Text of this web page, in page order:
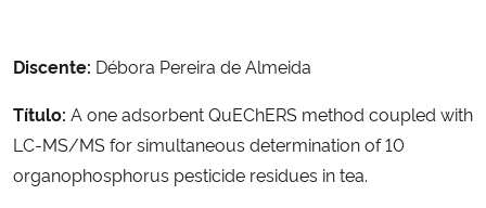
Ministério do Meio Ambiente
Ministério do Desenvolvimento Regional
Discente: Débora Pereira de Almeida
Título: A one adsorbent QuEChERS method coupled with
LC-MS/MS for simultaneous determination of 10
organophosphorus pesticide residues in tea.